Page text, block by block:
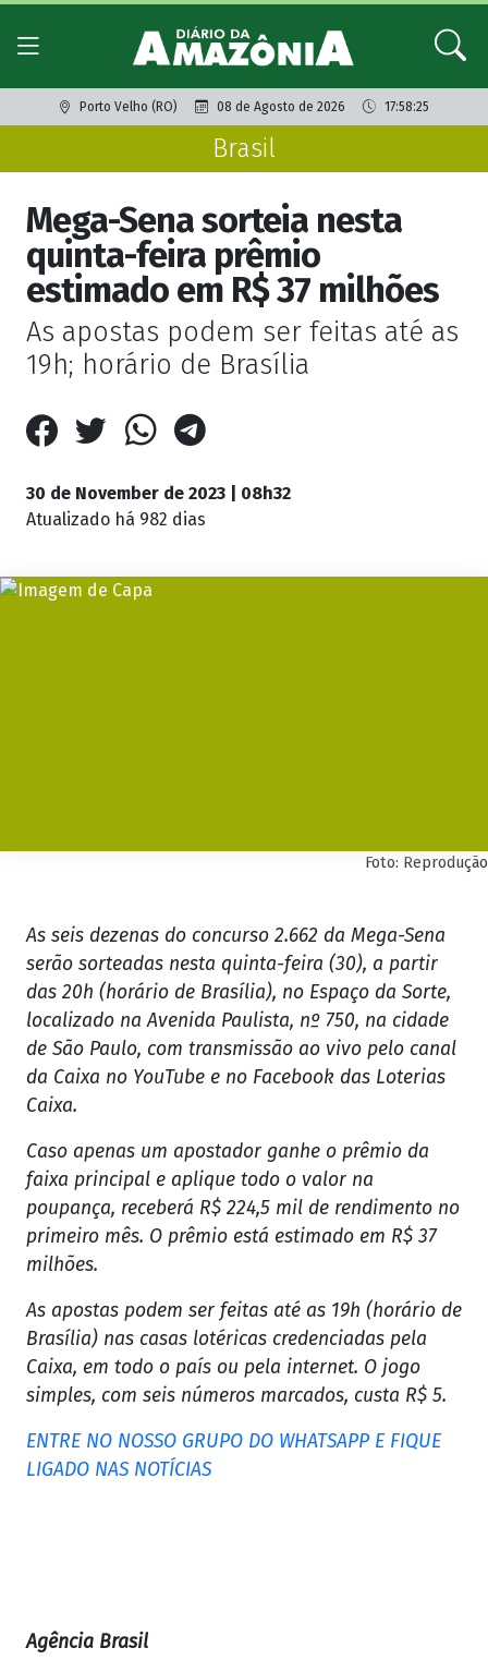
Porto Velho (RO) 08 de Agosto de 2026 17:58:25
Brasil
Mega-Sena sorteia nesta
quinta-feira prêmio
estimado em R$ 37 milhões
As apostas podem ser feitas até as
19h; horário de Brasília
30 de November de 2023 | 08h32
Atualizado há 982 dias
Foto: Reprodução
As seis dezenas do concurso 2.662 da Mega-Sena
serão sorteadas nesta quinta-feira (30), a partir
das 20h (horário de Brasília), no Espaço da Sorte,
localizado na Avenida Paulista, nº 750, na cidade
de São Paulo, com transmissão ao vivo pelo canal
da Caixa no YouTube e no Facebook das Loterias
Caixa.
Caso apenas um apostador ganhe o prêmio da
faixa principal e aplique todo o valor na
poupança, receberá R$ 224,5 mil de rendimento no
primeiro mês. O prêmio está estimado em R$ 37
milhões.
As apostas podem ser feitas até as 19h (horário de
Brasília) nas casas lotéricas credenciadas pela
Caixa, em todo o país ou pela internet. O jogo
simples, com seis números marcados, custa R$ 5.
ENTRE NO NOSSO GRUPO DO WHATSAPP E FIQUE
LIGADO NAS NOTÍCIAS
Agência Brasil